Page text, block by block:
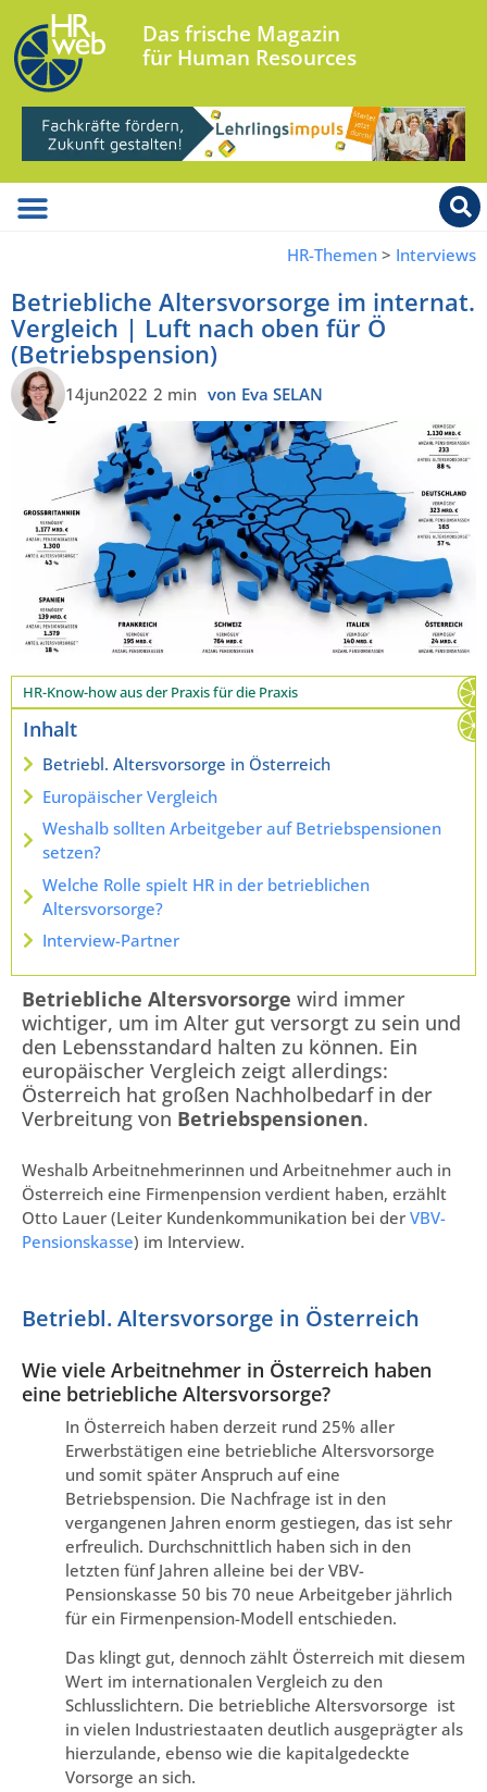
Das frische Magazin
für Human Resources
HR-Themen > Interviews
Betriebliche Altersvorsorge im internat.
Vergleich | Luft nach oben für Ö
(Betriebspension)
14jun2022 2 min von Eva SELAN
HR-Know-how aus der Praxis für die Praxis
Inhalt
Betriebl. Altersvorsorge in Österreich
Europäischer Vergleich
Weshalb sollten Arbeitgeber auf Betriebspensionen
setzen?
Welche Rolle spielt HR in der betrieblichen
Altersvorsorge?
Interview-Partner
Betriebliche Altersvorsorge wird immer
wichtiger, um im Alter gut versorgt zu sein und
den Lebensstandard halten zu können. Ein
europäischer Vergleich zeigt allerdings:
Österreich hat großen Nachholbedarf in der
Verbreitung von Betriebspensionen.
Weshalb Arbeitnehmerinnen und Arbeitnehmer auch in
Österreich eine Firmenpension verdient haben, erzählt
Otto Lauer (Leiter Kundenkommunikation bei der VBV-
Pensionskasse) im Interview.
Betriebl. Altersvorsorge in Österreich
Wie viele Arbeitnehmer in Österreich haben
eine betriebliche Altersvorsorge?
In Österreich haben derzeit rund 25% aller
Erwerbstätigen eine betriebliche Altersvorsorge
und somit später Anspruch auf eine
Betriebspension. Die Nachfrage ist in den
vergangenen Jahren enorm gestiegen, das ist sehr
erfreulich. Durchschnittlich haben sich in den
letzten fünf Jahren alleine bei der VBV-
Pensionskasse 50 bis 70 neue Arbeitgeber jährlich
für ein Firmenpension-Modell entschieden.
Das klingt gut, dennoch zählt Österreich mit diesem
Wert im internationalen Vergleich zu den
Schlusslichtern. Die betriebliche Altersvorsorge ist
in vielen Industriestaaten deutlich ausgeprägter als
hierzulande, ebenso wie die kapitalgedeckte
Vorsorge an sich.